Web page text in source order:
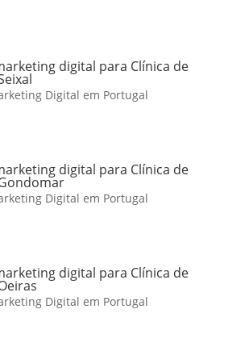
digital para Clínica de
Digital em Portugal
digital para Clínica de
Digital em Portugal
digital para Clínica de
Digital em Portugal